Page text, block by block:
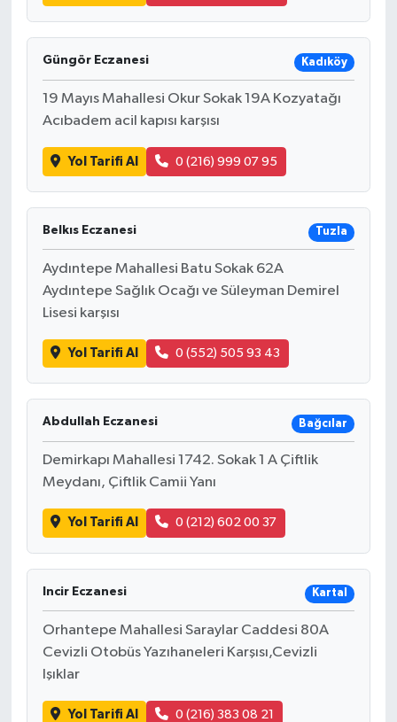
Güngör Eczanesi Kadıköy
19 Mayıs Mahallesi Okur Sokak 19A Kozyatağı
Acıbadem acil kapısı karşısı
Yol Tarifi Al 0 (216) 999 07 95
Belkıs Eczanesi Tuzla
Aydıntepe Mahallesi Batu Sokak 62A
Aydıntepe Sağlık Ocağı ve Süleyman Demirel
Lisesi karşısı
Yol Tarifi Al 0 (552) 505 93 43
Abdullah Eczanesi Bağcılar
Demirkapı Mahallesi 1742. Sokak 1 A Çiftlik
Meydanı, Çiftlik Camii Yanı
Yol Tarifi Al 0 (212) 602 00 37
Incir Eczanesi Kartal
Orhantepe Mahallesi Saraylar Caddesi 80A
Cevizli Otobüs Yazıhaneleri Karşısı,Cevizli
Işıklar
Yol Tarifi Al 0 (216) 383 08 21